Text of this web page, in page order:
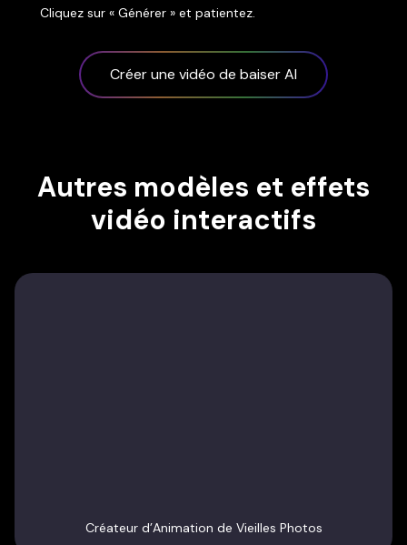
Cliquez sur « Générer » et patientez.
Créer une vidéo de baiser AI
Autres modèles et effets
vidéo interactifs
Créateur d’Animation de Vieilles Photos